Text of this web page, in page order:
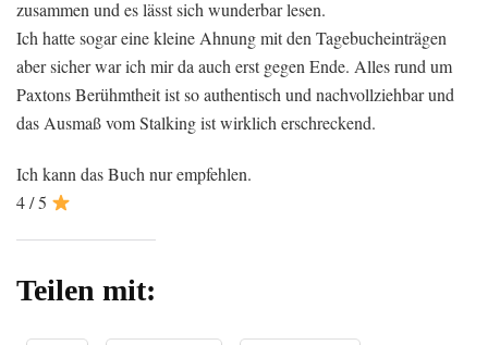
zusammen und es lässt sich wunderbar lesen. ‬
Ich hatte sogar eine kleine Ahnung mit den Tagebucheinträgen
aber sicher war ich mir da auch erst gegen Ende. Alles rund um
Paxtons Berühmtheit ist so authentisch und nachvollziehbar und
das Ausmaß vom Stalking ist wirklich erschreckend.
Ich kann das Buch nur empfehlen.
4 / 5
Teilen mit: